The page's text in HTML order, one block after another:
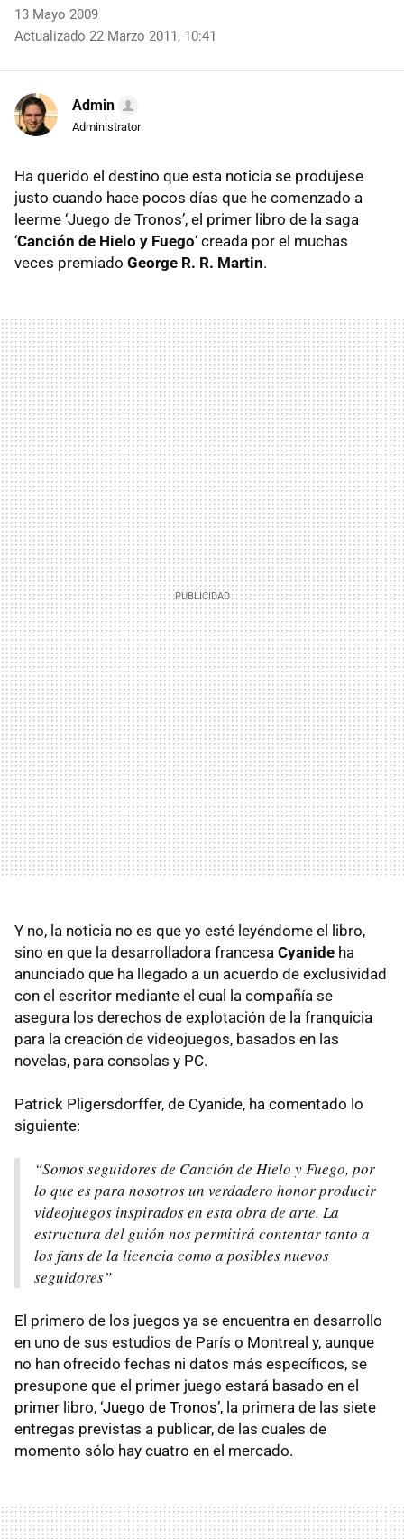
13 Mayo 2009
Actualizado 22 Marzo 2011, 10:41
Admin
Administrator
Ha querido el destino que esta noticia se produjese
justo cuando hace pocos días que he comenzado a
leerme ‘Juego de Tronos’, el primer libro de la saga
‘Canción de Hielo y Fuego‘ creada por el muchas
veces premiado George R. R. Martin.
Y no, la noticia no es que yo esté leyéndome el libro,
sino en que la desarrolladora francesa Cyanide ha
anunciado que ha llegado a un acuerdo de exclusividad
con el escritor mediante el cual la compañía se
asegura los derechos de explotación de la franquicia
para la creación de videojuegos, basados en las
novelas, para consolas y PC.
Patrick Pligersdorffer, de Cyanide, ha comentado lo
siguiente:
“Somos seguidores de Canción de Hielo y Fuego, por
lo que es para nosotros un verdadero honor producir
videojuegos inspirados en esta obra de arte. La
estructura del guión nos permitirá contentar tanto a
los fans de la licencia como a posibles nuevos
seguidores”
El primero de los juegos ya se encuentra en desarrollo
en uno de sus estudios de París o Montreal y, aunque
no han ofrecido fechas ni datos más específicos, se
presupone que el primer juego estará basado en el
primer libro, ‘Juego de Tronos’, la primera de las siete
entregas previstas a publicar, de las cuales de
momento sólo hay cuatro en el mercado.